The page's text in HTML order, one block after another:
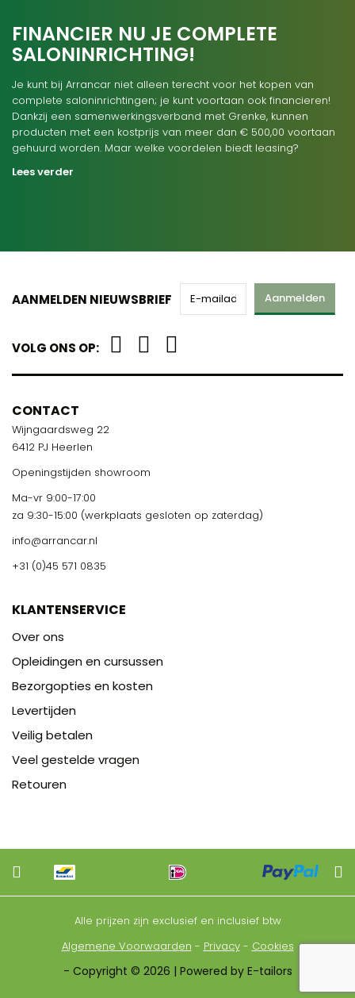
FINANCIER NU JE COMPLETE
SALONINRICHTING!
Je kunt bij Arrancar niet alleen terecht voor het kopen van
complete saloninrichtingen; je kunt voortaan ook financieren!
Dankzij een samenwerkingsverband met Grenke, kunnen
producten met een kostprijs van meer dan € 500,00 voortaan
gehuurd worden. Maar welke voordelen biedt leasing?
Lees verder
AANMELDEN NIEUWSBRIEF Aanmelden
VOLG ONS OP:
CONTACT
Wijngaardsweg 22
6412 PJ Heerlen
Openingstijden showroom
Ma-vr 9:00-17:00
za 9:30-15:00 (werkplaats gesloten op zaterdag)
info@arrancar.nl
+31 (0)45 571 0835
KLANTENSERVICE
Over ons
Opleidingen en cursussen
Bezorgopties en kosten
Levertijden
Veilig betalen
Veel gestelde vragen
Retouren
Alle prijzen zijn exclusief en inclusief btw
Algemene Voorwaarden - Privacy- Cookies
- Copyright © 2026 | Powered by E-tailors